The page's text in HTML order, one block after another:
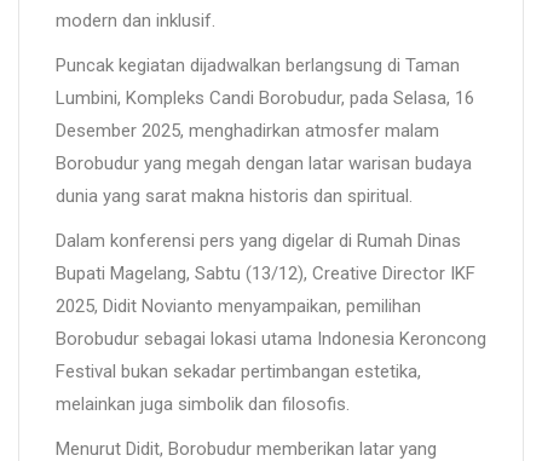
modern dan inklusif.
Puncak kegiatan dijadwalkan berlangsung di Taman
Lumbini, Kompleks Candi Borobudur, pada Selasa, 16
Desember 2025, menghadirkan atmosfer malam
Borobudur yang megah dengan latar warisan budaya
dunia yang sarat makna historis dan spiritual.
Dalam konferensi pers yang digelar di Rumah Dinas
Bupati Magelang, Sabtu (13/12), Creative Director IKF
2025, Didit Novianto menyampaikan, pemilihan
Borobudur sebagai lokasi utama Indonesia Keroncong
Festival bukan sekadar pertimbangan estetika,
melainkan juga simbolik dan filosofis.
Menurut Didit, Borobudur memberikan latar yang